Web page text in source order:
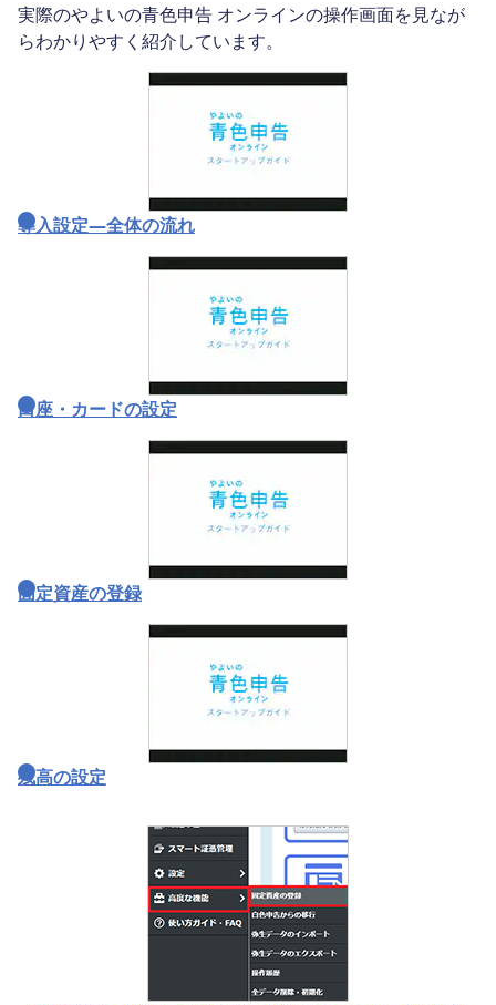
実際のやよいの青色申告 オンラインの操作画面を見なが
らわかりやすく紹介しています。
導入設定―全体の流れ
口座・カードの設定
固定資産の登録
残高の設定